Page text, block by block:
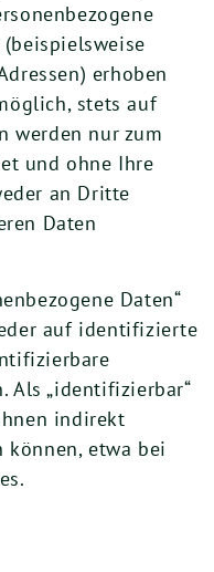
erhoben
stets auf
werden nur zum
und ohne Ihre
an Dritte
Daten
Daten“
auf identifizierte
Als „identifizierbar“
indirekt
können, etwa bei